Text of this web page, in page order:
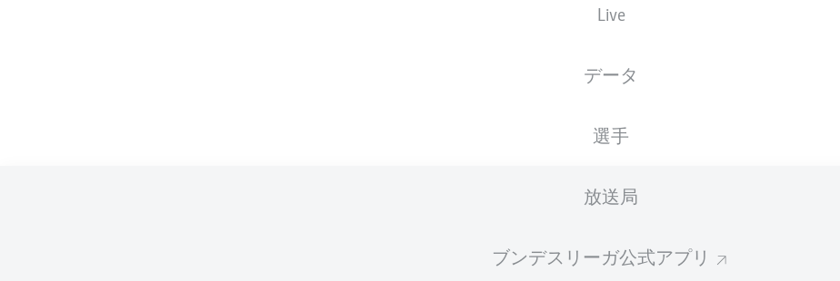
Live
データ
選手
放送局
ブンデスリーガ公式アプリ
XGOALS